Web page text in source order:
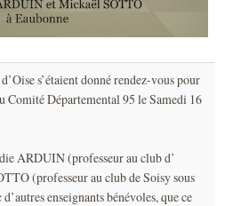
s’étaient donné rendez-vous pour
Comité Départemental 95 le Samedi 16
ARDUIN (professeur au club d’
(professeur au club de Soisy sous
enseignants bénévoles, que ce